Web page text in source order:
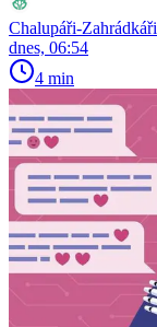
Chalupáři-Zahrádkáři
dnes, 06:54
4 min